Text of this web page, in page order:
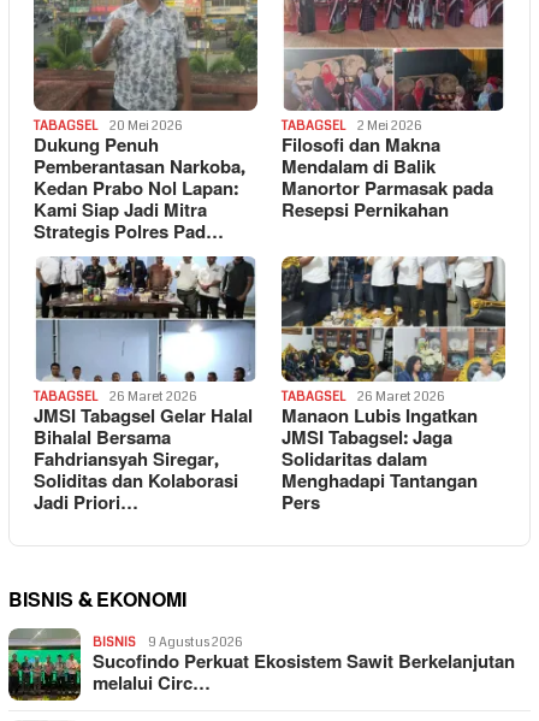
TABAGSEL 20 Mei 2026
Dukung Penuh
Pemberantasan Narkoba,
Kedan Prabo Nol Lapan:
Kami Siap Jadi Mitra
Strategis Polres Pad…
TABAGSEL 2 Mei 2026
Filosofi dan Makna
Mendalam di Balik
Manortor Parmasak pada
Resepsi Pernikahan
TABAGSEL 26 Maret 2026
JMSI Tabagsel Gelar Halal
Bihalal Bersama
Fahdriansyah Siregar,
Soliditas dan Kolaborasi
Jadi Priori…
TABAGSEL 26 Maret 2026
Manaon Lubis Ingatkan
JMSI Tabagsel: Jaga
Solidaritas dalam
Menghadapi Tantangan
Pers
BISNIS & EKONOMI
BISNIS 9 Agustus 2026
Sucofindo Perkuat Ekosistem Sawit Berkelanjutan
melalui Circ…